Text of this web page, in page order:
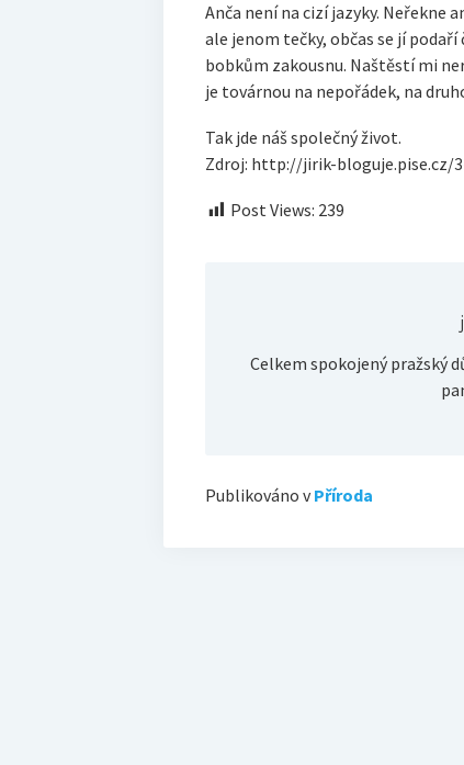
Anča není na cizí jazyky. Neřekne
ale jenom tečky, občas se jí
bobkům zakousnu. Naštěstí mi
je továrnou na nepořádek, na
Tak jde náš společný život.
Zdroj: http://jirik-bloguje.pise.cz/
Post Views: 239
Celkem spokojený pražský
Publikováno v Příroda